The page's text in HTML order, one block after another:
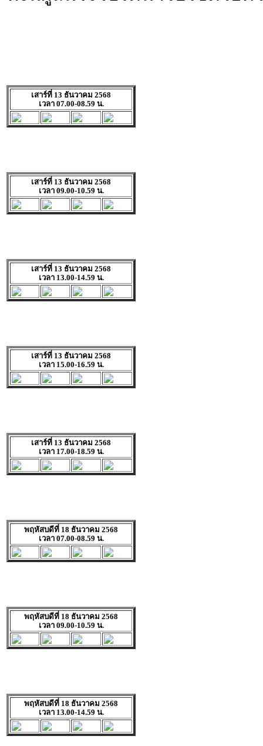
เสาร์ที่ 13 ธันวาคม 2568
เวลา 07.00-08.59 น.
เสาร์ที่ 13 ธันวาคม 2568
เวลา 09.00-10.59 น.
เสาร์ที่ 13 ธันวาคม 2568
เวลา 13.00-14.59 น.
เสาร์ที่ 13 ธันวาคม 2568
เวลา 15.00-16.59 น.
เสาร์ที่ 13 ธันวาคม 2568
เวลา 17.00-18.59 น.
พฤหัสบดีที่ 18 ธันวาคม 2568
เวลา 07.00-08.59 น.
พฤหัสบดีที่ 18 ธันวาคม 2568
เวลา 09.00-10.59 น.
พฤหัสบดีที่ 18 ธันวาคม 2568
เวลา 13.00-14.59 น.